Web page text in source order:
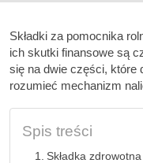
Składki za pomocnika
ich skutki finansowe są
się na dwie części, które
rozumieć mechanizm
Spis treści
Składka